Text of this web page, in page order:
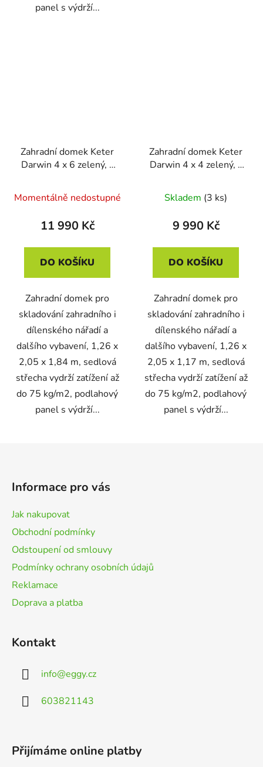
panel s výdrží...
Zahradní domek Keter
Darwin 4 x 6 zelený, s
Momentálně nedostupné
11 990 Kč
DO KOŠÍKU
Zahradní domek pro
skladování zahradního i
dílenského nářadí a
dalšího vybavení, 1,26 x
2,05 x 1,84 m, sedlová
střecha vydrží zatížení až
do 75 kg/m2, podlahový
panel s výdrží...
Zahradní domek Keter
Darwin 4 x 4 zelený, s
Skladem (3 ks)
9 990 Kč
DO KOŠÍKU
Zahradní domek pro
skladování zahradního i
dílenského nářadí a
dalšího vybavení, 1,26 x
2,05 x 1,17 m, sedlová
střecha vydrží zatížení až
do 75 kg/m2, podlahový
panel s výdrží...
Informace pro vás
Jak nakupovat
Obchodní podmínky
Odstoupení od smlouvy
Podmínky ochrany osobních údajů
Reklamace
Doprava a platba
Kontakt
info@eggy.cz
603821143
Přijímáme online platby